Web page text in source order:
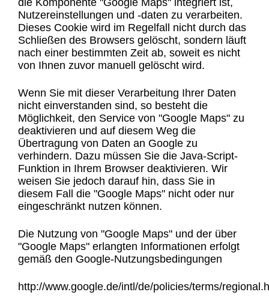
die Komponente "Google Maps" integriert ist,
Nutzereinstellungen und -daten zu verarbeiten.
Dieses Cookie wird im Regelfall nicht durch das
Schließen des Browsers gelöscht, sondern läuft
nach einer bestimmten Zeit ab, soweit es nicht
von Ihnen zuvor manuell gelöscht wird.
Wenn Sie mit dieser Verarbeitung Ihrer Daten
nicht einverstanden sind, so besteht die
Möglichkeit, den Service von "Google Maps" zu
deaktivieren und auf diesem Weg die
Übertragung von Daten an Google zu
verhindern. Dazu müssen Sie die Java-Script-
Funktion in Ihrem Browser deaktivieren. Wir
weisen Sie jedoch darauf hin, dass Sie in
diesem Fall die "Google Maps" nicht oder nur
eingeschränkt nutzen können.
Die Nutzung von "Google Maps" und der über
"Google Maps" erlangten Informationen erfolgt
gemäß den Google-Nutzungsbedingungen
http://www.google.de/intl/de/policies/terms/